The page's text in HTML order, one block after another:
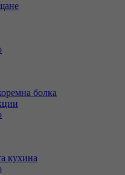
болка
кухина